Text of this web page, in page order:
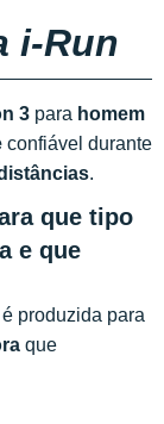
i-Run
3 para homem
confiável durante
.
que tipo
e que
produzida para
que